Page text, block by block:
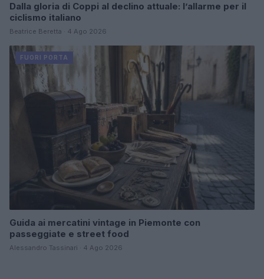
Dalla gloria di Coppi al declino attuale: l’allarme per il
ciclismo italiano
Beatrice Beretta · 4 Ago 2026
FUORI PORTA
Guida ai mercatini vintage in Piemonte con
passeggiate e street food
Alessandro Tassinari · 4 Ago 2026